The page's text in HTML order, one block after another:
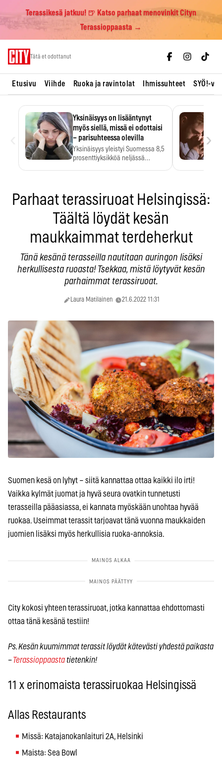
Terassikesä jatkuu! 🍺 Katso parhaat menovinkit Cityn
Terassioppaasta →
Tätä et odottanut
Etusivu Viihde Ruoka ja ravintolat Ihmissuhteet SYÖ!-
Yksinäisyys on lisääntynyt
myös siellä, missä ei odottaisi
– parisuhteessa olevilla
Yksinäisyys yleistyi Suomessa 8,5
prosenttiyksikköä neljässä
›
Parhaat terassiruoat Helsingissä:
Täältä löydät kesän
maukkaimmat terdeherkut
Tänä kesänä terasseilla nautitaan auringon lisäksi
herkullisesta ruoasta! Tsekkaa, mistä löytyvät kesän
parhaimmat terassiruoat.
Laura Matilainen 21.6.2022 11:31
Suomen kesä on lyhyt – siitä kannattaa ottaa kaikki ilo irti!
Vaikka kylmät juomat ja hyvä seura ovatkin tunnetusti
terasseilla pääasiassa, ei kannata myöskään unohtaa hyvää
ruokaa. Useimmat terassit tarjoavat tänä vuonna maukkaiden
juomien lisäksi myös herkullisia ruoka-annoksia.
City kokosi yhteen terassiruoat, jotka kannattaa ehdottomasti
ottaa tänä kesänä testiin!
Ps. Kesän kuumimmat terassit löydät kätevästi yhdestä paikasta
–Terassioppaasta tietenkin!
11 x erinomaista terassiruokaa Helsingissä
Allas Restaurants
Missä: Katajanokanlaituri 2A, Helsinki
Maista: Sea Bowl